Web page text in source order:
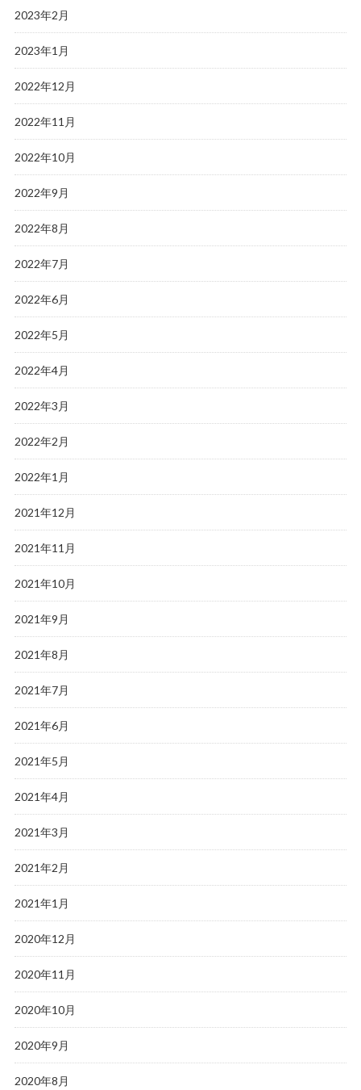
2023年2月
2023年1月
2022年12月
2022年11月
2022年10月
2022年9月
2022年8月
2022年7月
2022年6月
2022年5月
2022年4月
2022年3月
2022年2月
2022年1月
2021年12月
2021年11月
2021年10月
2021年9月
2021年8月
2021年7月
2021年6月
2021年5月
2021年4月
2021年3月
2021年2月
2021年1月
2020年12月
2020年11月
2020年10月
2020年9月
2020年8月